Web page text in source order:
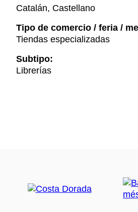
Catalán, Castellano
Tipo de comercio / feria /
Tiendas especializadas
Subtipo:
Librerías